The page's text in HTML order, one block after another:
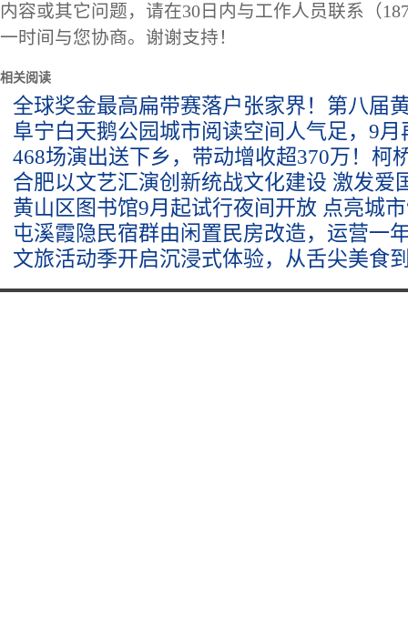
内容或其它问题，请在30日内与工作人员联系（
一时间与您协商。谢谢支持！
相关阅读
全球奖金最高扁带赛落户张家界！第八届
阜宁白天鹅公园城市阅读空间人气足，9月
468场演出送下乡，带动增收超370万！柯
合肥以文艺汇演创新统战文化建设 激发爱
黄山区图书馆9月起试行夜间开放 点亮城
屯溪霞隐民宿群由闲置民房改造，运营一
文旅活动季开启沉浸式体验，从舌尖美食